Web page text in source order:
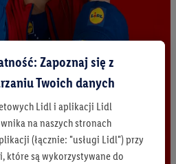
Zapoznaj się z
Twoich danych
Lidl i aplikacji Lidl
na naszych stronach
(łącznie: "usługi Lidl") przy
które są wykorzystywane do